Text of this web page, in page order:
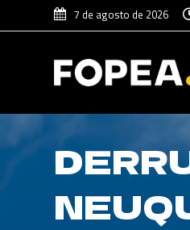
7 de agosto de 2026